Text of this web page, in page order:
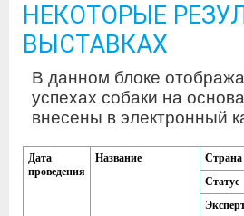
НЕКОТОРЫЕ
ВЫСТАВКАХ
В данном блоке
успехах собаки на
внесены в электронный
Дата
проведения
Название Страна
Статус